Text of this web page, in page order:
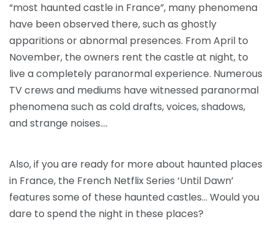
“most haunted castle in France”, many phenomena
have been observed there, such as ghostly
apparitions or abnormal presences. From April to
November, the owners rent the castle at night, to
live a completely paranormal experience. Numerous
TV crews and mediums have witnessed paranormal
phenomena such as cold drafts, voices, shadows,
and strange noises….
Also, if you are ready for more about haunted places
in France, the French Netflix Series ‘Until Dawn’
features some of these haunted castles… Would you
dare to spend the night in these places?